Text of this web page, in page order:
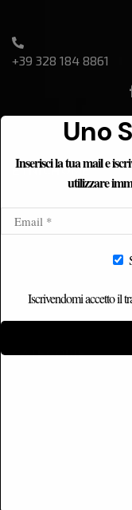
+39 328 184 8861
ETNICHOME
Home
Chi siamo
CATEGORIE
Uno
Inserisci la tua mail e
utilizzare
Iscrivendomi accetto il